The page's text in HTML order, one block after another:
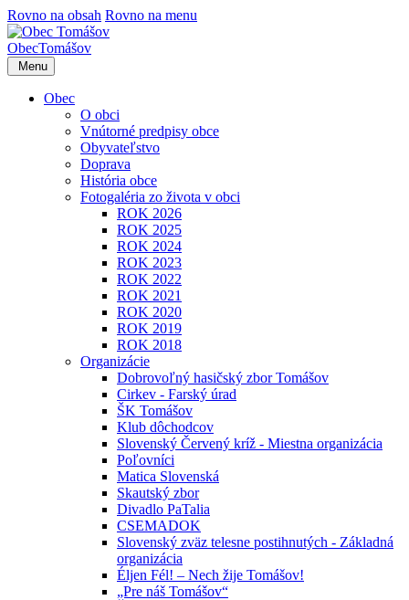
Rovno na obsah Rovno na menu
ObecTomášov
Menu
Obec
O obci
Vnútorné predpisy obce
Obyvateľstvo
Doprava
História obce
Fotogaléria zo života v obci
ROK 2026
ROK 2025
ROK 2024
ROK 2023
ROK 2022
ROK 2021
ROK 2020
ROK 2019
ROK 2018
Organizácie
Dobrovoľný hasičský zbor Tomášov
Cirkev - Farský úrad
ŠK Tomášov
Klub dôchodcov
Slovenský Červený kríž - Miestna organizácia
Poľovníci
Matica Slovenská
Skautský zbor
Divadlo PaTalia
CSEMADOK
Slovenský zväz telesne postihnutých - Základná
organizácia
Éljen Fél! – Nech žije Tomášov!
„Pre náš Tomášov“